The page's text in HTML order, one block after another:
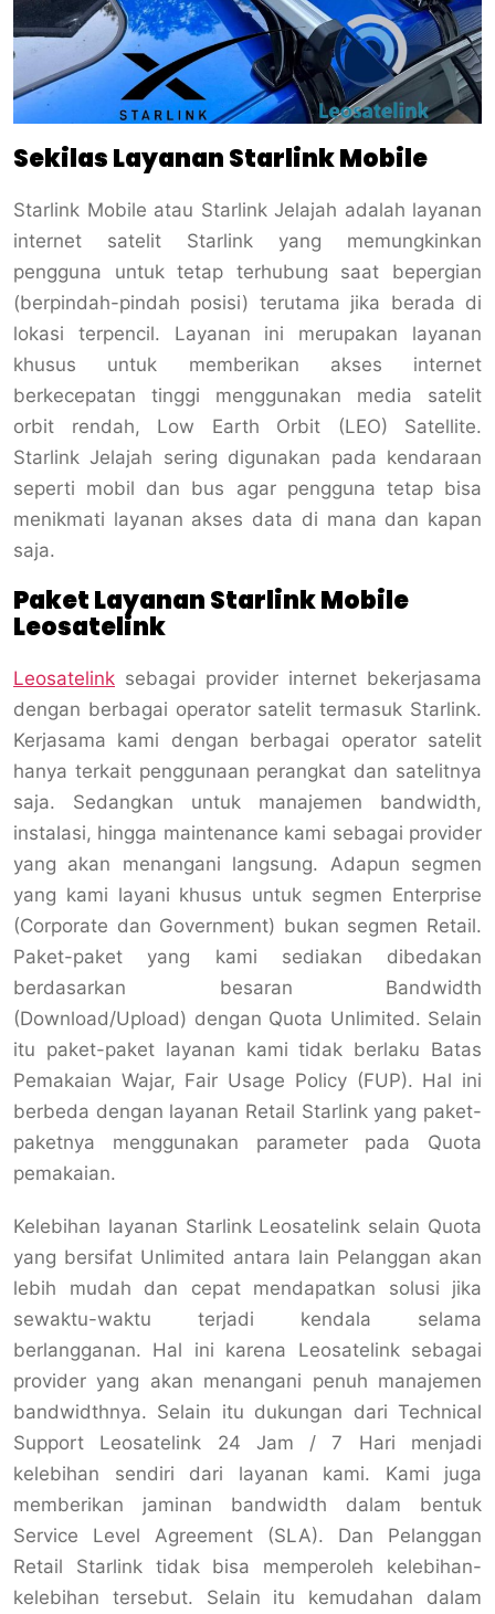
Sekilas Layanan Starlink Mobile
Starlink Mobile atau Starlink Jelajah adalah layanan
internet satelit Starlink yang memungkinkan
pengguna untuk tetap terhubung saat bepergian
(berpindah-pindah posisi) terutama jika berada di
lokasi terpencil.
Layanan ini merupakan layanan
khusus untuk memberikan akses internet
berkecepatan tinggi menggunakan media satelit
orbit rendah, Low Earth Orbit (LEO) Satellite.
Starlink Jelajah sering digunakan pada kendaraan
seperti mobil dan bus agar pengguna tetap bisa
menikmati layanan akses data di mana dan kapan
saja.
Paket Layanan Starlink Mobile
Leosatelink
Leosatelink sebagai provider internet bekerjasama
dengan berbagai operator satelit termasuk Starlink.
Kerjasama kami dengan berbagai operator satelit
hanya terkait penggunaan perangkat dan satelitnya
saja. Sedangkan untuk manajemen bandwidth,
instalasi, hingga maintenance kami sebagai provider
yang akan menangani langsung. Adapun segmen
yang kami layani khusus untuk segmen Enterprise
(Corporate dan Government) bukan segmen Retail.
Paket-paket yang kami sediakan dibedakan
berdasarkan besaran Bandwidth
(Download/Upload) dengan Quota Unlimited. Selain
itu paket-paket layanan kami tidak berlaku Batas
Pemakaian Wajar, Fair Usage Policy (FUP). Hal ini
berbeda dengan layanan Retail Starlink yang paket-
paketnya menggunakan parameter pada Quota
pemakaian.
Kelebihan layanan Starlink Leosatelink selain Quota
yang bersifat Unlimited antara lain Pelanggan akan
lebih mudah dan cepat mendapatkan solusi jika
sewaktu-waktu terjadi kendala selama
berlangganan. Hal ini karena Leosatelink sebagai
provider yang akan menangani penuh manajemen
bandwidthnya. Selain itu dukungan dari Technical
Support Leosatelink 24 Jam / 7 Hari menjadi
kelebihan sendiri dari layanan kami. Kami juga
memberikan jaminan bandwidth dalam bentuk
Service Level Agreement (SLA). Dan Pelanggan
Retail Starlink tidak bisa memperoleh kelebihan-
kelebihan tersebut. Selain itu kemudahan dalam